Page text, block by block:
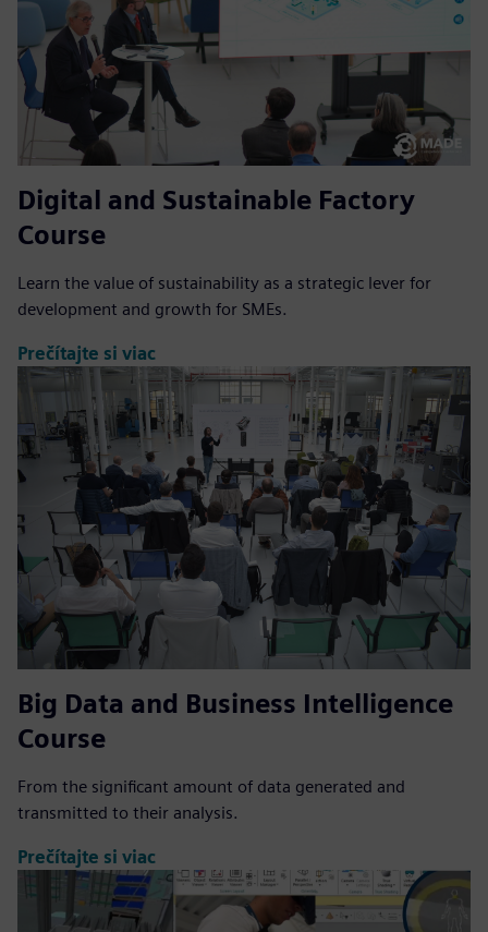
Digital and Sustainable Factory
Course
Learn the value of sustainability as a strategic lever for
development and growth for SMEs.
Prečítajte si viac
Big Data and Business Intelligence
Course
From the significant amount of data generated and
transmitted to their analysis.
Prečítajte si viac